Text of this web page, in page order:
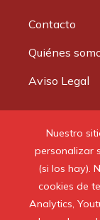
Nuestro
personalizar
(si los hay).
cookies de
Analytics,
Contacto
Quiénes
Aviso Legal
© 2020